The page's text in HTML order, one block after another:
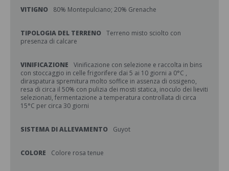
VITIGNO 80% Montepulciano; 20% Grenache
TIPOLOGIA DEL TERRENO Terreno misto sciolto con
presenza di calcare
VINIFICAZIONE
Vinificazione con selezione e raccolta in bins
con stoccaggio in celle frigorifere dai 5 ai 10 giorni a 0°C ,
diraspatura spremitura molto soffice in assenza di ossigeno,
resa di circa il 50% con pulizia dei mosti statica, inoculo dei lieviti
selezionati, fermentazione a temperatura controllata di circa
15°C per circa 30 giorni
SISTEMA DI ALLEVAMENTO Guyot
COLORE Colore rosa tenue